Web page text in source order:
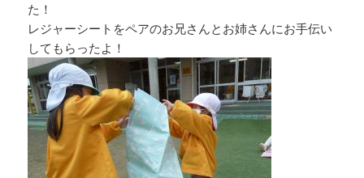
た！
レジャーシートをペアのお兄さんとお姉さんにお手伝い
してもらったよ！